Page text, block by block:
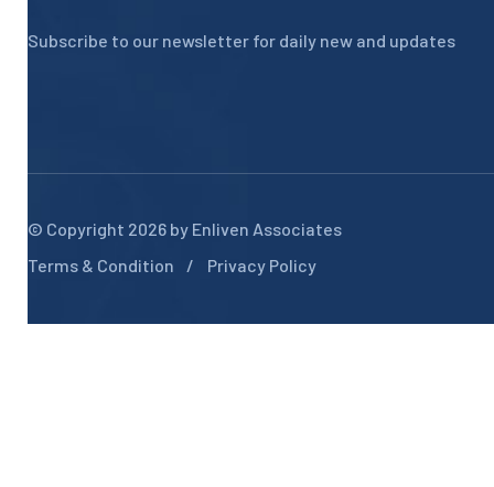
Subscribe to our newsletter for daily new and updates
© Copyright 2026 by Enliven Associates
Terms & Condition
Privacy Policy